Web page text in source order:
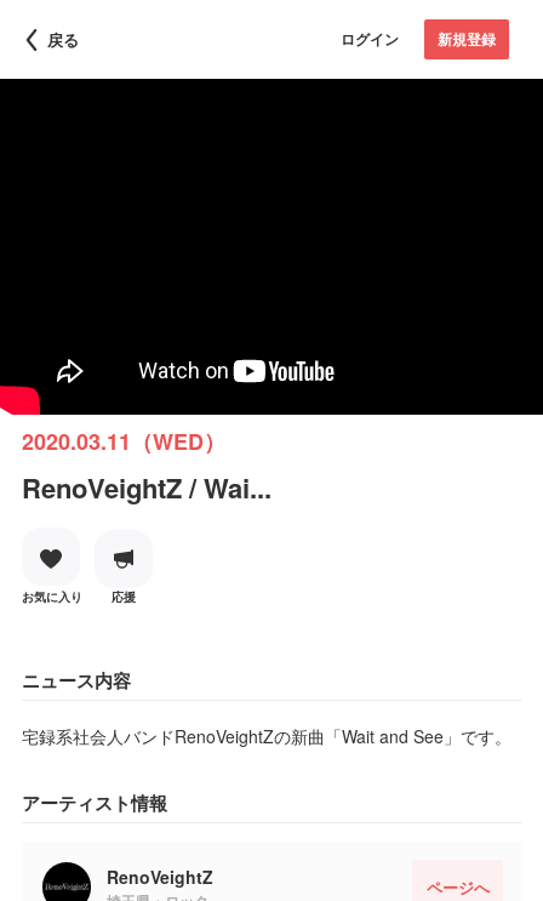
戻る ログイン 新規登録
2020.03.11（WED）
RenoVeightZ / Wai...
お気に入り 応援
ニュース内容
宅録系社会人バンドRenoVeightZの新曲「Wait and See」です。
アーティスト情報
RenoVeightZ ページへ